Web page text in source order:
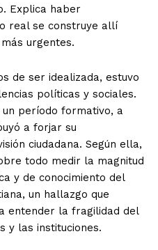
Explica haber
real se construye allí
urgentes.
de ser idealizada, estuvo
políticas y sociales.
período formativo, a
a forjar su
ciudadana. Según ella,
todo medir la magnitud
y de conocimiento del
un hallazgo que
entender la fragilidad del
y las instituciones.